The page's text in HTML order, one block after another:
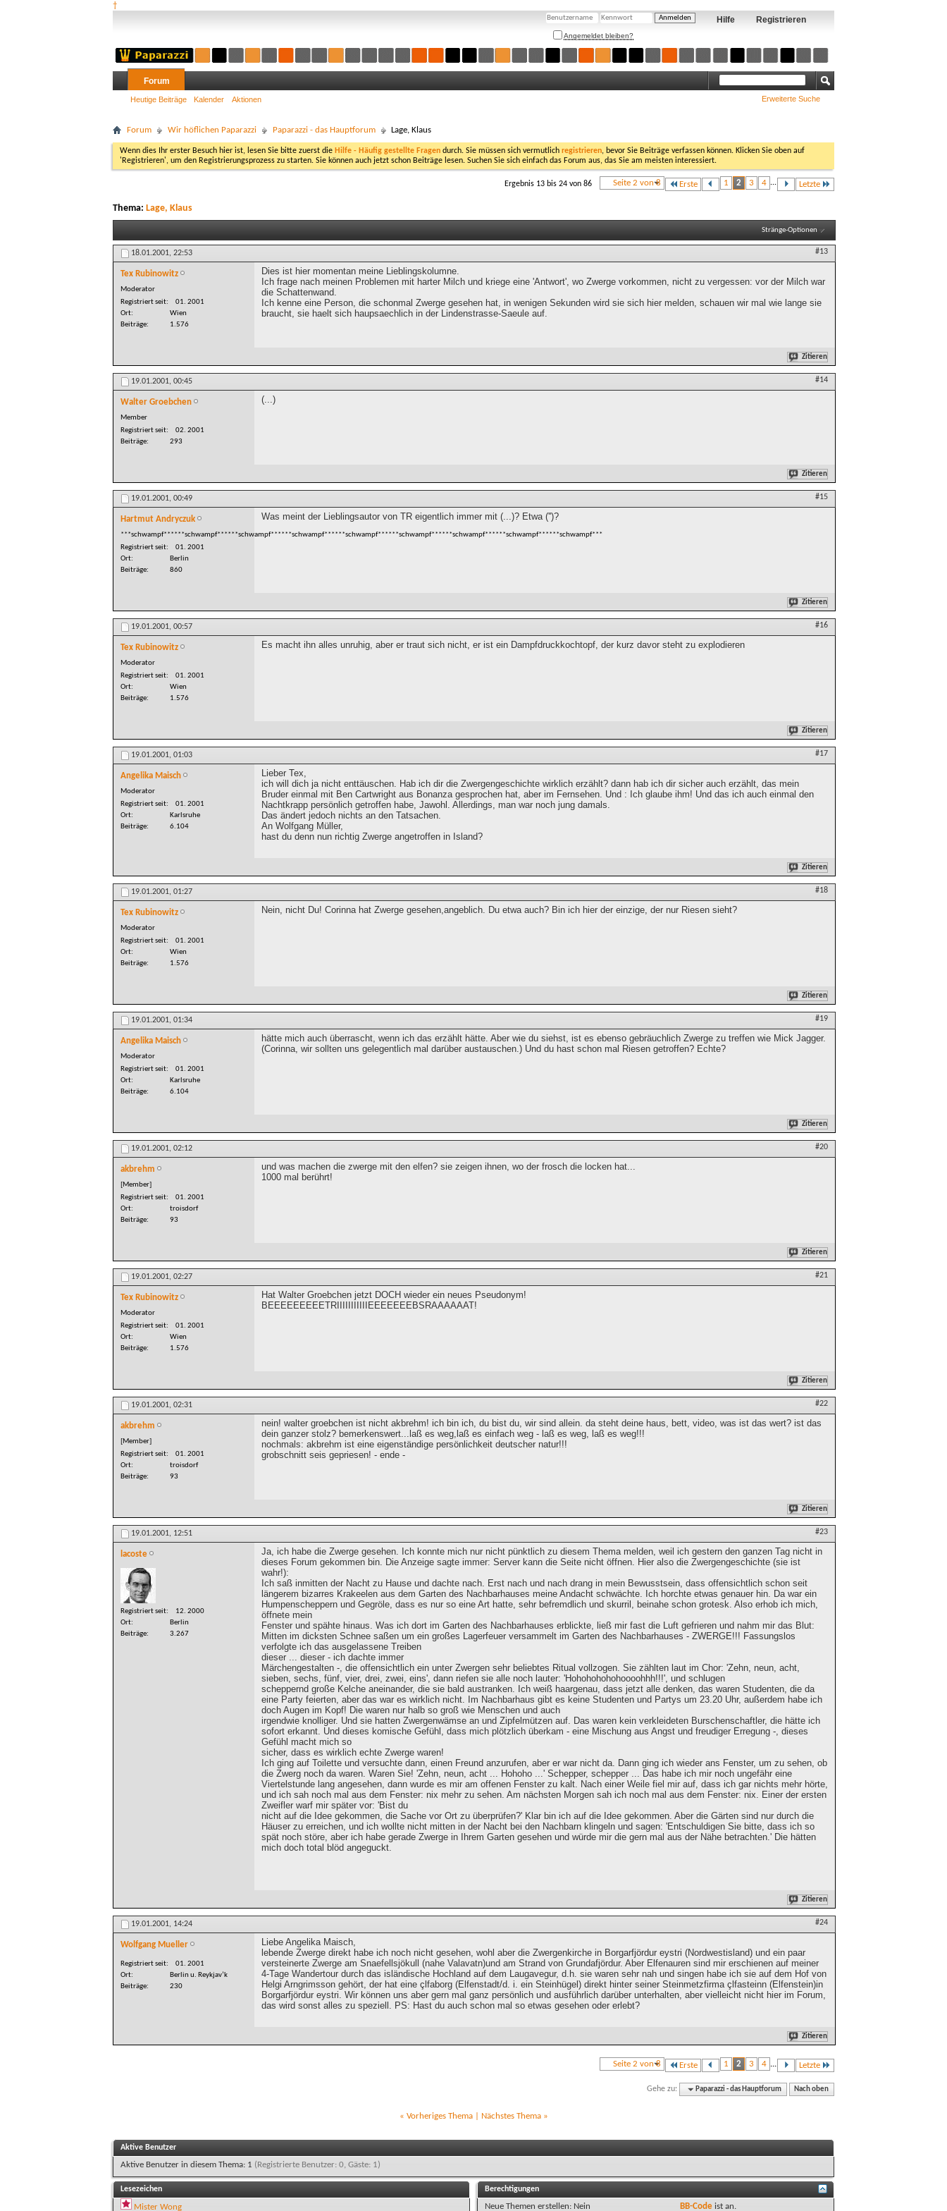
†
Registrieren
Hilfe
Angemeldet bleiben?
Forum
Heutige Beiträge Kalender Aktionen Erweiterte Suche
Forum Wir höflichen Paparazzi Paparazzi - das Hauptforum Lage, Klaus
Wenn dies Ihr erster Besuch hier ist, lesen Sie bitte zuerst die Hilfe - Häufig gestellte Fragen durch. Sie müssen sich vermutlich registrieren, bevor Sie Beiträge verfassen können. Klicken Sie oben auf
'Registrieren', um den Registrierungsprozess zu starten. Sie können auch jetzt schon Beiträge lesen. Suchen Sie sich einfach das Forum aus, das Sie am meisten interessiert.
Seite 2 von 8 Erste 1 2 3 4 ... Letzte
Ergebnis 13 bis 24 von 86
Thema: Lage, Klaus
Stränge-Optionen
18.01.2001, 22:53 #13
Tex Rubinowitz
Moderator
Registriert seit
01. 2001
Ort
Wien
Beiträge
1.576
Dies ist hier momentan meine Lieblingskolumne.
Ich frage nach meinen Problemen mit harter Milch und kriege eine 'Antwort', wo Zwerge vorkommen, nicht zu vergessen: vor der Milch war
die Schattenwand.
Ich kenne eine Person, die schonmal Zwerge gesehen hat, in wenigen Sekunden wird sie sich hier melden, schauen wir mal wie lange sie
braucht, sie haelt sich haupsaechlich in der Lindenstrasse-Saeule auf.
Zitieren
19.01.2001, 00:45 #14
Walter Groebchen
Member
Registriert seit
02. 2001
Beiträge
293
(...)
Zitieren
19.01.2001, 00:49 #15
Hartmut Andryczuk
***schwampf******schwampf******schwampf******schwampf******schwampf******schwampf******schwampf******schwampf******schwampf***
Registriert seit
01. 2001
Ort
Berlin
Beiträge
860
Was meint der Lieblingsautor von TR eigentlich immer mit (...)? Etwa ('')?
Zitieren
19.01.2001, 00:57 #16
Tex Rubinowitz
Moderator
Registriert seit
01. 2001
Ort
Wien
Beiträge
1.576
Es macht ihn alles unruhig, aber er traut sich nicht, er ist ein Dampfdruckkochtopf, der kurz davor steht zu explodieren
Zitieren
19.01.2001, 01:03 #17
Angelika Maisch
Moderator
Registriert seit
01. 2001
Ort
Karlsruhe
Beiträge
6.104
Lieber Tex,
ich will dich ja nicht enttäuschen. Hab ich dir die Zwergengeschichte wirklich erzählt? dann hab ich dir sicher auch erzählt, das mein
Bruder einmal mit Ben Cartwright aus Bonanza gesprochen hat, aber im Fernsehen. Und : Ich glaube ihm! Und das ich auch einmal den
Nachtkrapp persönlich getroffen habe, Jawohl. Allerdings, man war noch jung damals.
Das ändert jedoch nichts an den Tatsachen.
An Wolfgang Müller,
hast du denn nun richtig Zwerge angetroffen in Island?
Zitieren
19.01.2001, 01:27 #18
Tex Rubinowitz
Moderator
Registriert seit
01. 2001
Ort
Wien
Beiträge
1.576
Nein, nicht Du! Corinna hat Zwerge gesehen,angeblich. Du etwa auch? Bin ich hier der einzige, der nur Riesen sieht?
Zitieren
19.01.2001, 01:34 #19
Angelika Maisch
Moderator
Registriert seit
01. 2001
Ort
Karlsruhe
Beiträge
6.104
hätte mich auch überrascht, wenn ich das erzählt hätte. Aber wie du siehst, ist es ebenso gebräuchlich Zwerge zu treffen wie Mick Jagger.
(Corinna, wir sollten uns gelegentlich mal darüber austauschen.) Und du hast schon mal Riesen getroffen? Echte?
Zitieren
19.01.2001, 02:12 #20
akbrehm
[Member]
Registriert seit
01. 2001
Ort
troisdorf
Beiträge
93
und was machen die zwerge mit den elfen? sie zeigen ihnen, wo der frosch die locken hat...
1000 mal berührt!
Zitieren
19.01.2001, 02:27 #21
Tex Rubinowitz
Moderator
Registriert seit
01. 2001
Ort
Wien
Beiträge
1.576
Hat Walter Groebchen jetzt DOCH wieder ein neues Pseudonym!
BEEEEEEEEETRIIIIIIIIIIIEEEEEEEBSRAAAAAAT!
Zitieren
19.01.2001, 02:31 #22
akbrehm
[Member]
Registriert seit
01. 2001
Ort
troisdorf
Beiträge
93
nein! walter groebchen ist nicht akbrehm! ich bin ich, du bist du, wir sind allein. da steht deine haus, bett, video, was ist das wert? ist das
dein ganzer stolz? bemerkenswert...laß es weg,laß es einfach weg - laß es weg, laß es weg!!!
nochmals: akbrehm ist eine eigenständige persönlichkeit deutscher natur!!!
grobschnitt seis gepriesen! - ende -
Zitieren
19.01.2001, 12:51 #23
lacoste
Registriert seit
12. 2000
Ort
Berlin
Beiträge
3.267
Ja, ich habe die Zwerge gesehen. Ich konnte mich nur nicht pünktlich zu diesem Thema melden, weil ich gestern den ganzen Tag nicht in
dieses Forum gekommen bin. Die Anzeige sagte immer: Server kann die Seite nicht öffnen. Hier also die Zwergengeschichte (sie ist
wahr!):
Ich saß inmitten der Nacht zu Hause und dachte nach. Erst nach und nach drang in mein Bewusstsein, dass offensichtlich schon seit
längerem bizarres Krakeelen aus dem Garten des Nachbarhauses meine Andacht schwächte. Ich horchte etwas genauer hin. Da war ein
Humpenscheppern und Gegröle, dass es nur so eine Art hatte, sehr befremdlich und skurril, beinahe schon grotesk. Also erhob ich mich,
öffnete mein
Fenster und spähte hinaus. Was ich dort im Garten des Nachbarhauses erblickte, ließ mir fast die Luft gefrieren und nahm mir das Blut:
Mitten im dicksten Schnee saßen um ein großes Lagerfeuer versammelt im Garten des Nachbarhauses - ZWERGE!!! Fassungslos
verfolgte ich das ausgelassene Treiben
dieser ... dieser - ich dachte immer
Märchengestalten -, die offensichtlich ein unter Zwergen sehr beliebtes Ritual vollzogen. Sie zählten laut im Chor: 'Zehn, neun, acht,
sieben, sechs, fünf, vier, drei, zwei, eins', dann riefen sie alle noch lauter: 'Hohohohohohoooohhh!!!', und schlugen
scheppernd große Kelche aneinander, die sie bald austranken. Ich weiß haargenau, dass jetzt alle denken, das waren Studenten, die da
eine Party feierten, aber das war es wirklich nicht. Im Nachbarhaus gibt es keine Studenten und Partys um 23.20 Uhr, außerdem habe ich
doch Augen im Kopf! Die waren nur halb so groß wie Menschen und auch
irgendwie knolliger. Und sie hatten Zwergenwämse an und Zipfelmützen auf. Das waren kein verkleideten Burschenschaftler, die hätte ich
sofort erkannt. Und dieses komische Gefühl, dass mich plötzlich überkam - eine Mischung aus Angst und freudiger Erregung -, dieses
Gefühl macht mich so
sicher, dass es wirklich echte Zwerge waren!
Ich ging auf Toilette und versuchte dann, einen Freund anzurufen, aber er war nicht da. Dann ging ich wieder ans Fenster, um zu sehen, ob
die Zwerg noch da waren. Waren Sie! 'Zehn, neun, acht ... Hohoho ...' Schepper, schepper ... Das habe ich mir noch ungefähr eine
Viertelstunde lang angesehen, dann wurde es mir am offenen Fenster zu kalt. Nach einer Weile fiel mir auf, dass ich gar nichts mehr hörte,
und ich sah noch mal aus dem Fenster: nix mehr zu sehen. Am nächsten Morgen sah ich noch mal aus dem Fenster: nix. Einer der ersten
Zweifler warf mir später vor: 'Bist du
nicht auf die Idee gekommen, die Sache vor Ort zu überprüfen?' Klar bin ich auf die Idee gekommen. Aber die Gärten sind nur durch die
Häuser zu erreichen, und ich wollte nicht mitten in der Nacht bei den Nachbarn klingeln und sagen: 'Entschuldigen Sie bitte, dass ich so
spät noch störe, aber ich habe gerade Zwerge in Ihrem Garten gesehen und würde mir die gern mal aus der Nähe betrachten.' Die hätten
mich doch total blöd angeguckt.
Zitieren
19.01.2001, 14:24 #24
Wolfgang Mueller
Registriert seit
01. 2001
Ort
Berlin u. Reykjav’k
Beiträge
230
Liebe Angelika Maisch,
lebende Zwerge direkt habe ich noch nicht gesehen, wohl aber die Zwergenkirche in Borgarfjördur eystri (Nordwestisland) und ein paar
versteinerte Zwerge am Snaefellsjökull (nahe Valavatn)und am Strand von Grundafjördur. Aber Elfenauren sind mir erschienen auf meiner
4-Tage Wandertour durch das isländische Hochland auf dem Laugavegur, d.h. sie waren sehr nah und singen habe ich sie auf dem Hof von
Helgi Arngrimsson gehört, der hat eine çlfaborg (Elfenstadt/d. i. ein Steinhügel) direkt hinter seiner Steinmetzfirma çlfasteinn (Elfenstein)in
Borgarfjördur eystri. Wir können uns aber gern mal ganz persönlich und ausführlich darüber unterhalten, aber vielleicht nicht hier im Forum,
das wird sonst alles zu speziell. PS: Hast du auch schon mal so etwas gesehen oder erlebt?
Zitieren
Seite 2 von 8 Erste 1 2 3 4 ... Letzte
Gehe zu: Paparazzi - das Hauptforum Nach oben
« Vorheriges Thema| Nächstes Thema »
Aktive Benutzer
Aktive Benutzer in diesem Thema: 1 (Registrierte Benutzer: 0, Gäste: 1)
Lesezeichen
Mister Wong
Berechtigungen
Neue Themen erstellen: Nein BB-Codeist an.